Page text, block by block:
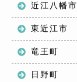
近江八幡市
東近江市
竜王町
日野町